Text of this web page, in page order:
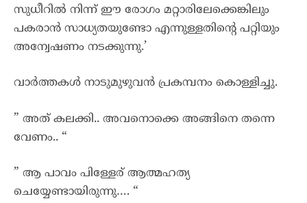
സുധീറിൽ നിന്ന് ഈ രോഗം മറ്റാരിലേക്കെങ്കിലും
പകരാൻ സാധ്യതയുണ്ടോ എന്നുള്ളതിന്റെ പറ്റിയും
അന്വേഷണം നടക്കുന്നു.’
വാർത്തകൾ നാടുമുഴുവൻ പ്രകമ്പനം കൊള്ളിച്ചു.
” അത് കലക്കി.. അവനൊക്കെ അങ്ങിനെ തന്നെ
വേണം.. “
” ആ പാവം പിള്ളേര് ആത്മഹത്യ
ചെയ്യേണ്ടായിരുന്നു…. “